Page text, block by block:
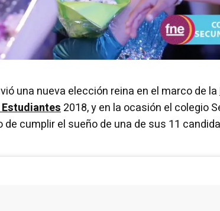
una nueva elección reina en el marco de la
2018, y en la ocasión el colegio
de cumplir el sueño de una de sus 11